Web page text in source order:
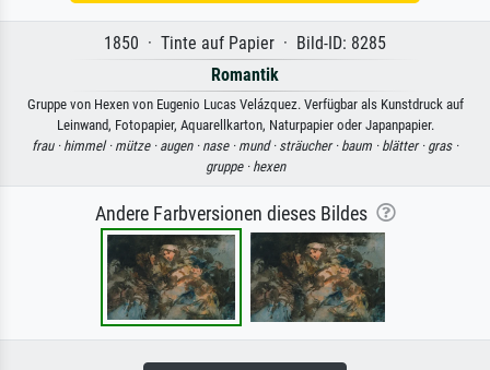
1850 · Tinte auf Papier · Bild-ID: 8285
Romantik
Gruppe von Hexen von Eugenio Lucas Velázquez. Verfügbar als Kunstdruck auf
Leinwand, Fotopapier, Aquarellkarton, Naturpapier oder Japanpapier.
frau · himmel · mütze · augen · nase · mund · sträucher · baum · blätter · gras ·
gruppe · hexen
Andere Farbversionen dieses Bildes